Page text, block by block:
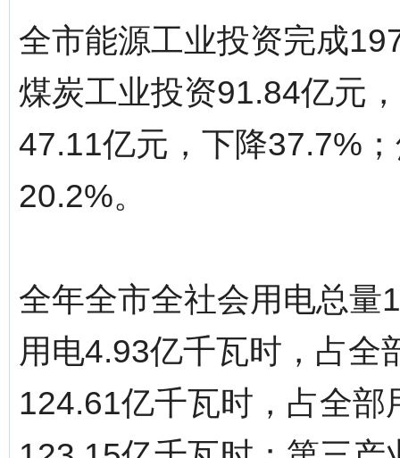
全市能源工业投资完成
煤炭工业投资91.84亿元
47.11亿元，下降37.7%
20.2%。
全年全市全社会用电总量
用电4.93亿千瓦时，占全
124.61亿千瓦时，占全